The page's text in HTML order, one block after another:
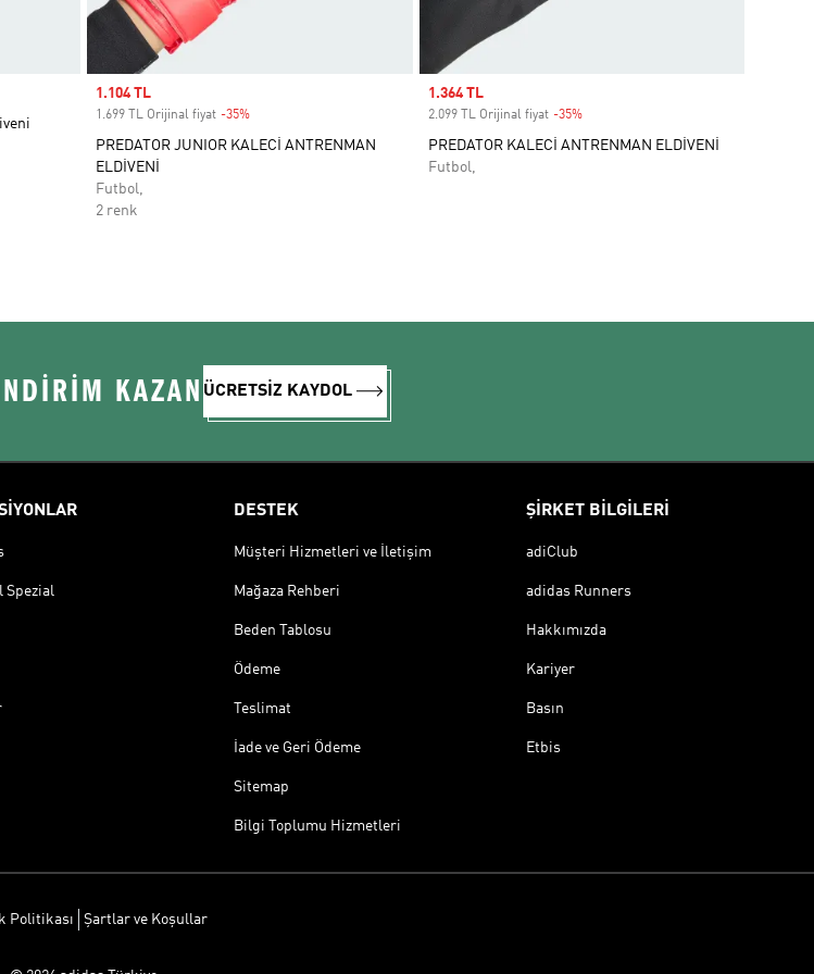
Sale price
1.104 TL
1.699 TL Orijinal fiyat -35%
PREDATOR JUNIOR KALECİ ANTRENMAN
ELDİVENİ
Futbol,
2 renk
Sale price
1.364 TL
2.099 TL Orijinal fiyat -35%Discount
PREDATOR KALECİ ANTRENMAN ELDİVENİ
Futbol,
KAZAN ÜCRETSİZ KAYDOL
Spezial
DESTEK
Müşteri Hizmetleri ve İletişim
Mağaza Rehberi
Beden Tablosu
Ödeme
Teslimat
İade ve Geri Ödeme
Sitemap
Bilgi Toplumu Hizmetleri
ŞİRKET BİLGİLERİ
adiClub
adidas Runners
Hakkımızda
Kariyer
Basın
Etbis
Politikası Şartlar ve Koşullar